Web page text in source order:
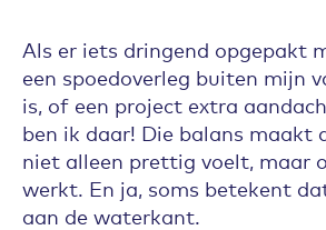
Als er iets dringend opgepakt
een spoedoverleg buiten mijn
is, of een project extra
ben ik daar! Die balans maakt
niet alleen prettig voelt, maar
werkt. En ja, soms betekent
aan de waterkant.